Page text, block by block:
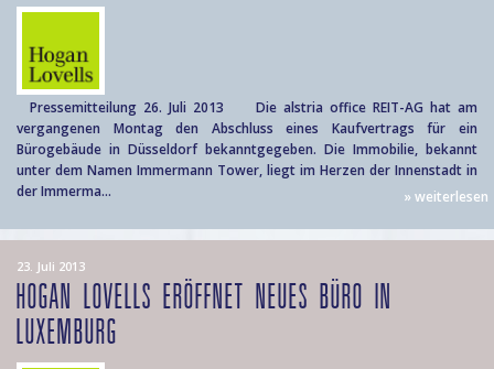
Pressemitteilung 26. Juli 2013 Die alstria office REIT-AG hat am
vergangenen Montag den Abschluss eines Kaufvertrags für ein
Bürogebäude in Düsseldorf bekanntgegeben. Die Immobilie, bekannt
unter dem Namen Immermann Tower, liegt im Herzen der Innenstadt in
der Immerma...
» weiterlesen
23. Juli 2013
HOGAN LOVELLS ERÖFFNET NEUES BÜRO IN
LUXEMBURG